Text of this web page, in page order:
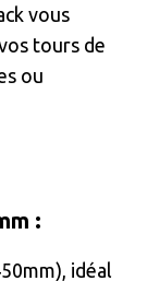
vous
tours de
ou
:
idéal